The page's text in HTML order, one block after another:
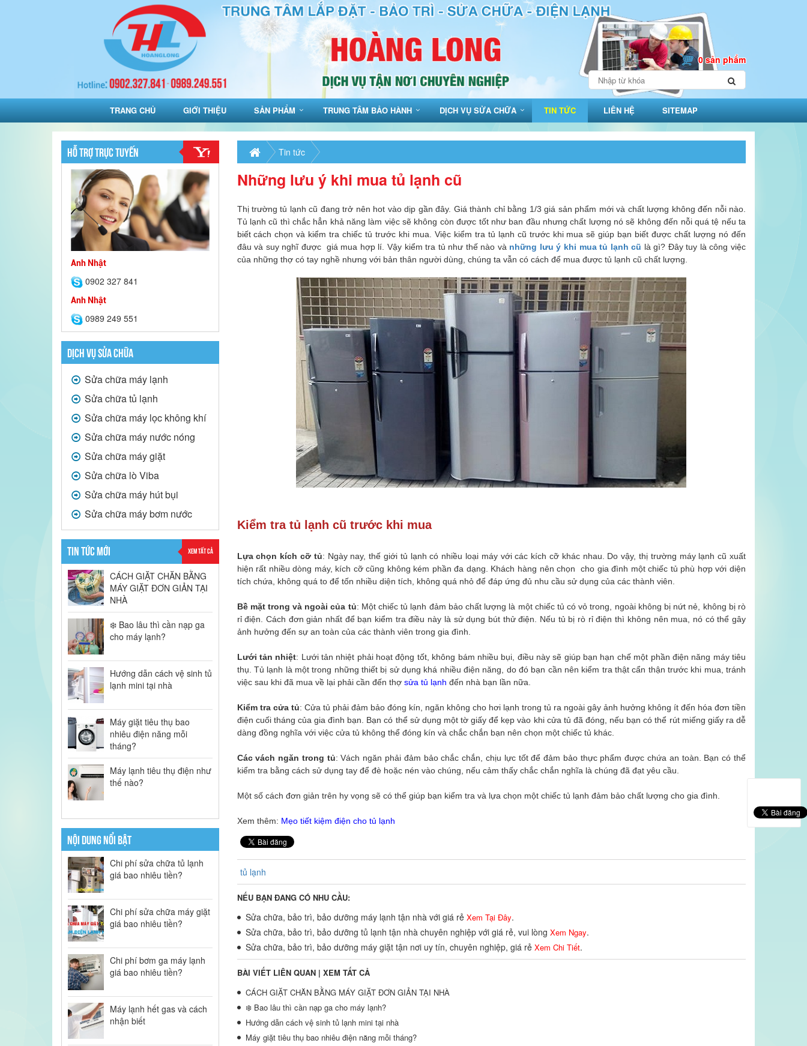
0 sản phẩm
TRANG CHỦ GIỚI THIỆU SẢN PHẨM TRUNG TÂM BẢO HÀNH DỊCH VỤ SỬA CHỮA TIN TỨC LIÊN HỆ SITEMAP
HỖ TRỢ TRỰC TUYẾN
Anh Nhật
0902 327 841
Anh Nhật
0989 249 551
DỊCH VỤ SỬA CHỮA
Sửa chữa máy lạnh
Sửa chữa tủ lạnh
Sửa chữa máy lọc không khí
Sửa chữa máy nước nóng
Sửa chữa máy giặt
Sửa chữa lò Viba
Sửa chữa máy hút bụi
Sửa chữa máy bơm nước
TIN TỨC MỚI XEM TẤT CẢ
CÁCH GIẶT CHĂN BẰNG
MÁY GIẶT ĐƠN GIẢN TẠI
NHÀ
❄️ Bao lâu thì cần nạp ga
cho máy lạnh?
Hướng dẫn cách vệ sinh tủ
lạnh mini tại nhà
Máy giặt tiêu thụ bao
nhiêu điện năng mỗi
tháng?
Máy lạnh tiêu thụ điện như
thế nào?
NỘI DUNG NỔI BẬT
Chi phí sửa chữa tủ lạnh
giá bao nhiêu tiền?
Chi phí sửa chữa máy giặt
giá bao nhiêu tiền?
Chi phí bơm ga máy lạnh
giá bao nhiêu tiền?
Máy lạnh hết gas và cách
nhận biết
Tin tức
Những lưu ý khi mua tủ lạnh cũ
Thị trường tủ lạnh cũ đang trở nên hot vào dịp gần đây. Giá thành chỉ bằng 1/3 giá sản phẩm mới và chất lượng không đến nỗi nào.
Tủ lạnh cũ thì chắc hẳn khả năng làm việc sẽ không còn được tốt như ban đầu nhưng chất lượng nó sẽ không đến nỗi quá tệ nếu ta
biết cách chọn và kiểm tra chiếc tủ trước khi mua. Việc kiểm tra tủ lạnh cũ trước khi mua sẽ giúp bạn biết được chất lượng nó đến
đâu và suy nghĩ được giá mua hợp lí. Vậy kiểm tra tủ như thế nào và những lưu ý khi mua tủ lạnh cũ là gì? Đây tuy là công việc
của những thợ có tay nghề nhưng với bản thân người dùng, chúng ta vẫn có cách để mua được tủ lạnh cũ chất lượng.
Kiểm tra tủ lạnh cũ trước khi mua
Lựa chọn kích cỡ tủ: Ngày nay, thế giới tủ lạnh có nhiều loại máy với các kích cỡ khác nhau. Do vậy, thị trường máy lạnh cũ xuất
hiện rất nhiều dòng máy, kích cỡ cũng không kém phần đa dạng. Khách hàng nên chọn cho gia đình một chiếc tủ phù hợp với diện
tích chứa, không quá to để tốn nhiều diện tích, không quá nhỏ để đáp ứng đủ nhu cầu sử dụng của các thành viên.
Bề mặt trong và ngoài của tủ: Một chiếc tủ lạnh đảm bảo chất lượng là một chiếc tủ có vỏ trong, ngoài không bị nứt nẻ, không bị rò
rỉ điện. Cách đơn giản nhất để bạn kiểm tra điều này là sử dụng bút thử điện. Nếu tủ bị rò rỉ điện thì không nên mua, nó có thể gây
ảnh hưởng đến sự an toàn của các thành viên trong gia đình.
Lưới tản nhiệt: Lưới tản nhiệt phải hoạt động tốt, không bám nhiều bụi, điều này sẽ giúp bạn hạn chế một phần điện năng máy tiêu
thụ. Tủ lạnh là một trong những thiết bị sử dụng khá nhiều điện năng, do đó bạn cần nên kiểm tra thật cẩn thận trước khi mua, tránh
việc sau khi đã mua về lại phải cần đến thợ sửa tủ lạnh đến nhà bạn lần nữa.
Kiểm tra cửa tủ: Cửa tủ phải đảm bảo đóng kín, ngăn không cho hơi lạnh trong tủ ra ngoài gây ảnh hưởng không ít đến hóa đơn tiền
điện cuối tháng của gia đình bạn. Bạn có thể sử dụng một tờ giấy để kẹp vào khi cửa tủ đã đóng, nếu bạn có thể rút miếng giấy ra dễ
dàng đồng nghĩa với việc cửa tủ không thể đóng kín và chắc chắn bạn nên chọn một chiếc tủ khác.
Các vách ngăn trong tủ: Vách ngăn phải đảm bảo chắc chắn, chịu lực tốt để đảm bảo thực phẩm được chứa an toàn. Bạn có thể
kiểm tra bằng cách sử dụng tay để đè hoặc nén vào chúng, nếu cảm thấy chắc chắn nghĩa là chúng đã đạt yêu cầu.
Một số cách đơn giản trên hy vọng sẽ có thể giúp bạn kiểm tra và lựa chọn một chiếc tủ lạnh đảm bảo chất lượng cho gia đình.
Xem thêm: Mẹo tiết kiệm điện cho tủ lạnh
tủ lạnh
NẾU BẠN ĐANG CÓ NHU CẦU:
Sửa chữa, bảo trì, bảo dưỡng máy lạnh tận nhà với giá rẻ Xem Tại Đây.
Sửa chữa, bảo trì, bảo dưỡng tủ lạnh tận nhà chuyên nghiệp với giá rẻ, vui lòng Xem Ngay.
Sửa chữa, bảo trì, bảo dưỡng máy giặt tận nơi uy tín, chuyên nghiệp, giá rẻ Xem Chi Tiết.
BÀI VIẾT LIÊN QUAN | XEM TẤT CẢ
CÁCH GIẶT CHĂN BẰNG MÁY GIẶT ĐƠN GIẢN TẠI NHÀ
❄️ Bao lâu thì cần nạp ga cho máy lạnh?
Hướng dẫn cách vệ sinh tủ lạnh mini tại nhà
Máy giặt tiêu thụ bao nhiêu điện năng mỗi tháng?